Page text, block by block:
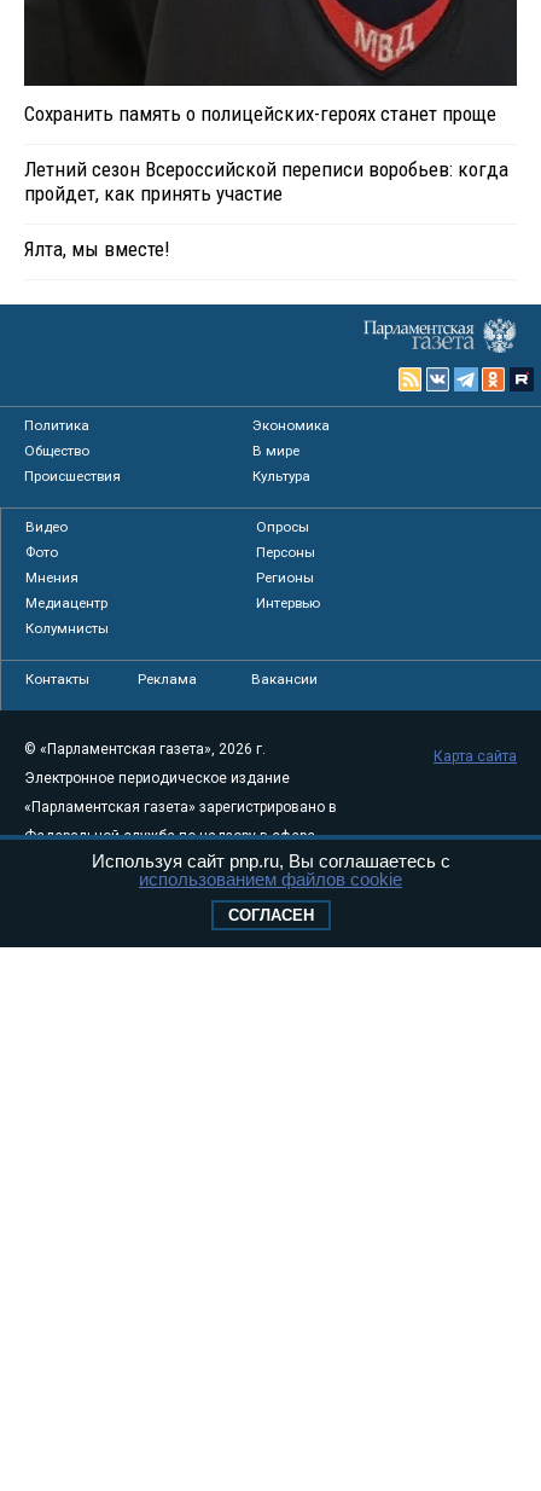
Сохранить память о полицейских-героях станет проще
Летний сезон Всероссийской переписи воробьев: когда
пройдет, как принять участие
Ялта, мы вместе!
Политика
Экономика
Общество
В мире
Происшествия
Культура
Видео
Опросы
Фото
Персоны
Мнения
Регионы
Медиацентр
Интервью
Колумнисты
Контакты Реклама Вакансии
© «Парламентская газета», 2026 г.
Электронное периодическое издание
«Парламентская газета» зарегистрировано в
Федеральной службе по надзору в сфере
связи, информационных технологий и
массовых коммуникаций (Роскомнадзор) 05
Свидетельство о регистрации Эл № ФС77-
Карта сайта
Используя сайт pnp.ru, Вы соглашаетесь с
использованием файлов cookie
СОГЛАСЕН